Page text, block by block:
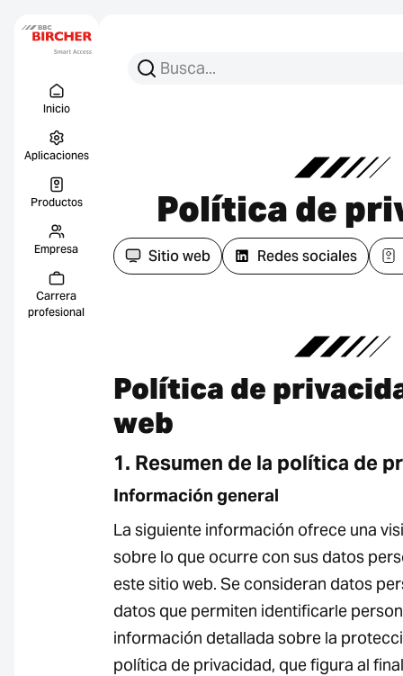
Inicio
Aplicaciones
Productos
Empresa
Carrera
profesional
Busca:
Busca en
Política de
Sitio web Redes sociales
Política de
web
1. Resumen de la política de
Información general
La siguiente información ofrece una
sobre lo que ocurre con sus datos
este sitio web. Se consideran datos
datos que permiten identificarle
información detallada sobre la
política de privacidad, que figura al